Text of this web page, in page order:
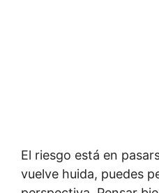
El riesgo está en
vuelve huida, puedes